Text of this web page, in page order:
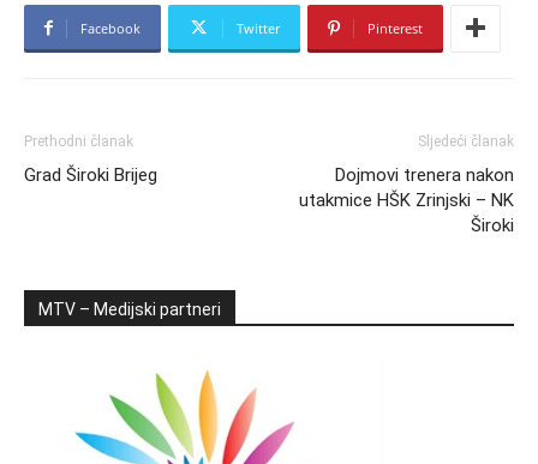
Facebook Twitter Pinterest
Prethodni članak
Grad Široki Brijeg
Sljedeći članak
Dojmovi trenera nakon
utakmice HŠK Zrinjski – NK
Široki
MTV – Medijski partneri